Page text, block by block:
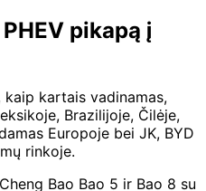
pikapą į
kaip kartais vadinamas,
Brazilijoje, Čilėje,
Europoje bei JK, BYD
rinkoje.
Bao Bao 5 ir Bao 8 su